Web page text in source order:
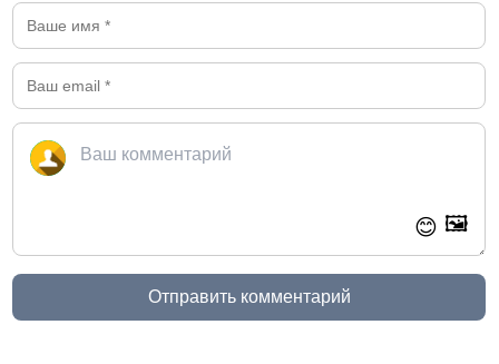
😊 🖼️
Отправить комментарий